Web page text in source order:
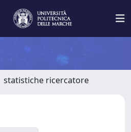
statistiche ricercatore